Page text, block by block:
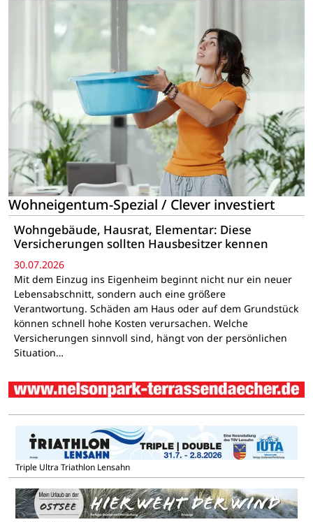
Wohneigentum-Spezial / Clever investiert
Wohngebäude, Hausrat, Elementar: Diese
Versicherungen sollten Hausbesitzer kennen
30.07.2026
Mit dem Einzug ins Eigenheim beginnt nicht nur ein neuer
Lebensabschnitt, sondern auch eine größere
Verantwortung. Schäden am Haus oder auf dem Grundstück
können schnell hohe Kosten verursachen. Welche
Versicherungen sinnvoll sind, hängt von der persönlichen
Situation…
Triple Ultra Triathlon Lensahn